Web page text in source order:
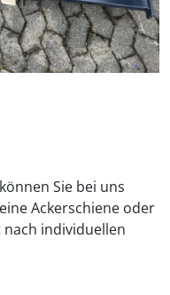
Sie bei uns
Ackerschiene oder
individuellen